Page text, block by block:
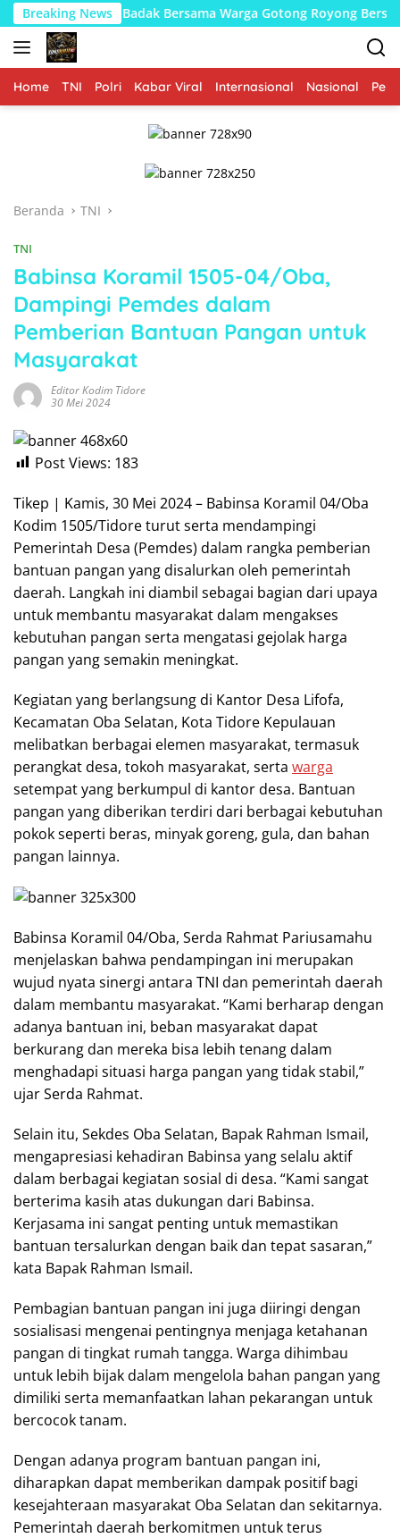
Langsung
ke
konten
Breaking News
Badak Bersama Warga Gotong Royong Bersihkan Jalan dan
Home TNI Polri Kabar Viral Internasional Nasional
Beranda TNI
TNI
Babinsa Koramil 1505-04/Oba,
Dampingi Pemdes dalam
Pemberian Bantuan Pangan untuk
Masyarakat
Editor Kodim Tidore
30 Mei 2024
Post Views: 183
Tikep | Kamis, 30 Mei 2024 – Babinsa Koramil 04/Oba
Kodim 1505/Tidore turut serta mendampingi
Pemerintah Desa (Pemdes) dalam rangka pemberian
bantuan pangan yang disalurkan oleh pemerintah
daerah. Langkah ini diambil sebagai bagian dari upaya
untuk membantu masyarakat dalam mengakses
kebutuhan pangan serta mengatasi gejolak harga
pangan yang semakin meningkat.
Kegiatan yang berlangsung di Kantor Desa Lifofa,
Kecamatan Oba Selatan, Kota Tidore Kepulauan
melibatkan berbagai elemen masyarakat, termasuk
perangkat desa, tokoh masyarakat, serta warga
setempat yang berkumpul di kantor desa. Bantuan
pangan yang diberikan terdiri dari berbagai kebutuhan
pokok seperti beras, minyak goreng, gula, dan bahan
pangan lainnya.
Babinsa Koramil 04/Oba, Serda Rahmat Pariusamahu
menjelaskan bahwa pendampingan ini merupakan
wujud nyata sinergi antara TNI dan pemerintah daerah
dalam membantu masyarakat. “Kami berharap dengan
adanya bantuan ini, beban masyarakat dapat
berkurang dan mereka bisa lebih tenang dalam
menghadapi situasi harga pangan yang tidak stabil,”
ujar Serda Rahmat.
Selain itu, Sekdes Oba Selatan, Bapak Rahman Ismail,
mengapresiasi kehadiran Babinsa yang selalu aktif
dalam berbagai kegiatan sosial di desa. “Kami sangat
berterima kasih atas dukungan dari Babinsa.
Kerjasama ini sangat penting untuk memastikan
bantuan tersalurkan dengan baik dan tepat sasaran,”
kata Bapak Rahman Ismail.
Pembagian bantuan pangan ini juga diiringi dengan
sosialisasi mengenai pentingnya menjaga ketahanan
pangan di tingkat rumah tangga. Warga dihimbau
untuk lebih bijak dalam mengelola bahan pangan yang
dimiliki serta memanfaatkan lahan pekarangan untuk
bercocok tanam.
Dengan adanya program bantuan pangan ini,
diharapkan dapat memberikan dampak positif bagi
kesejahteraan masyarakat Oba Selatan dan sekitarnya.
Pemerintah daerah berkomitmen untuk terus